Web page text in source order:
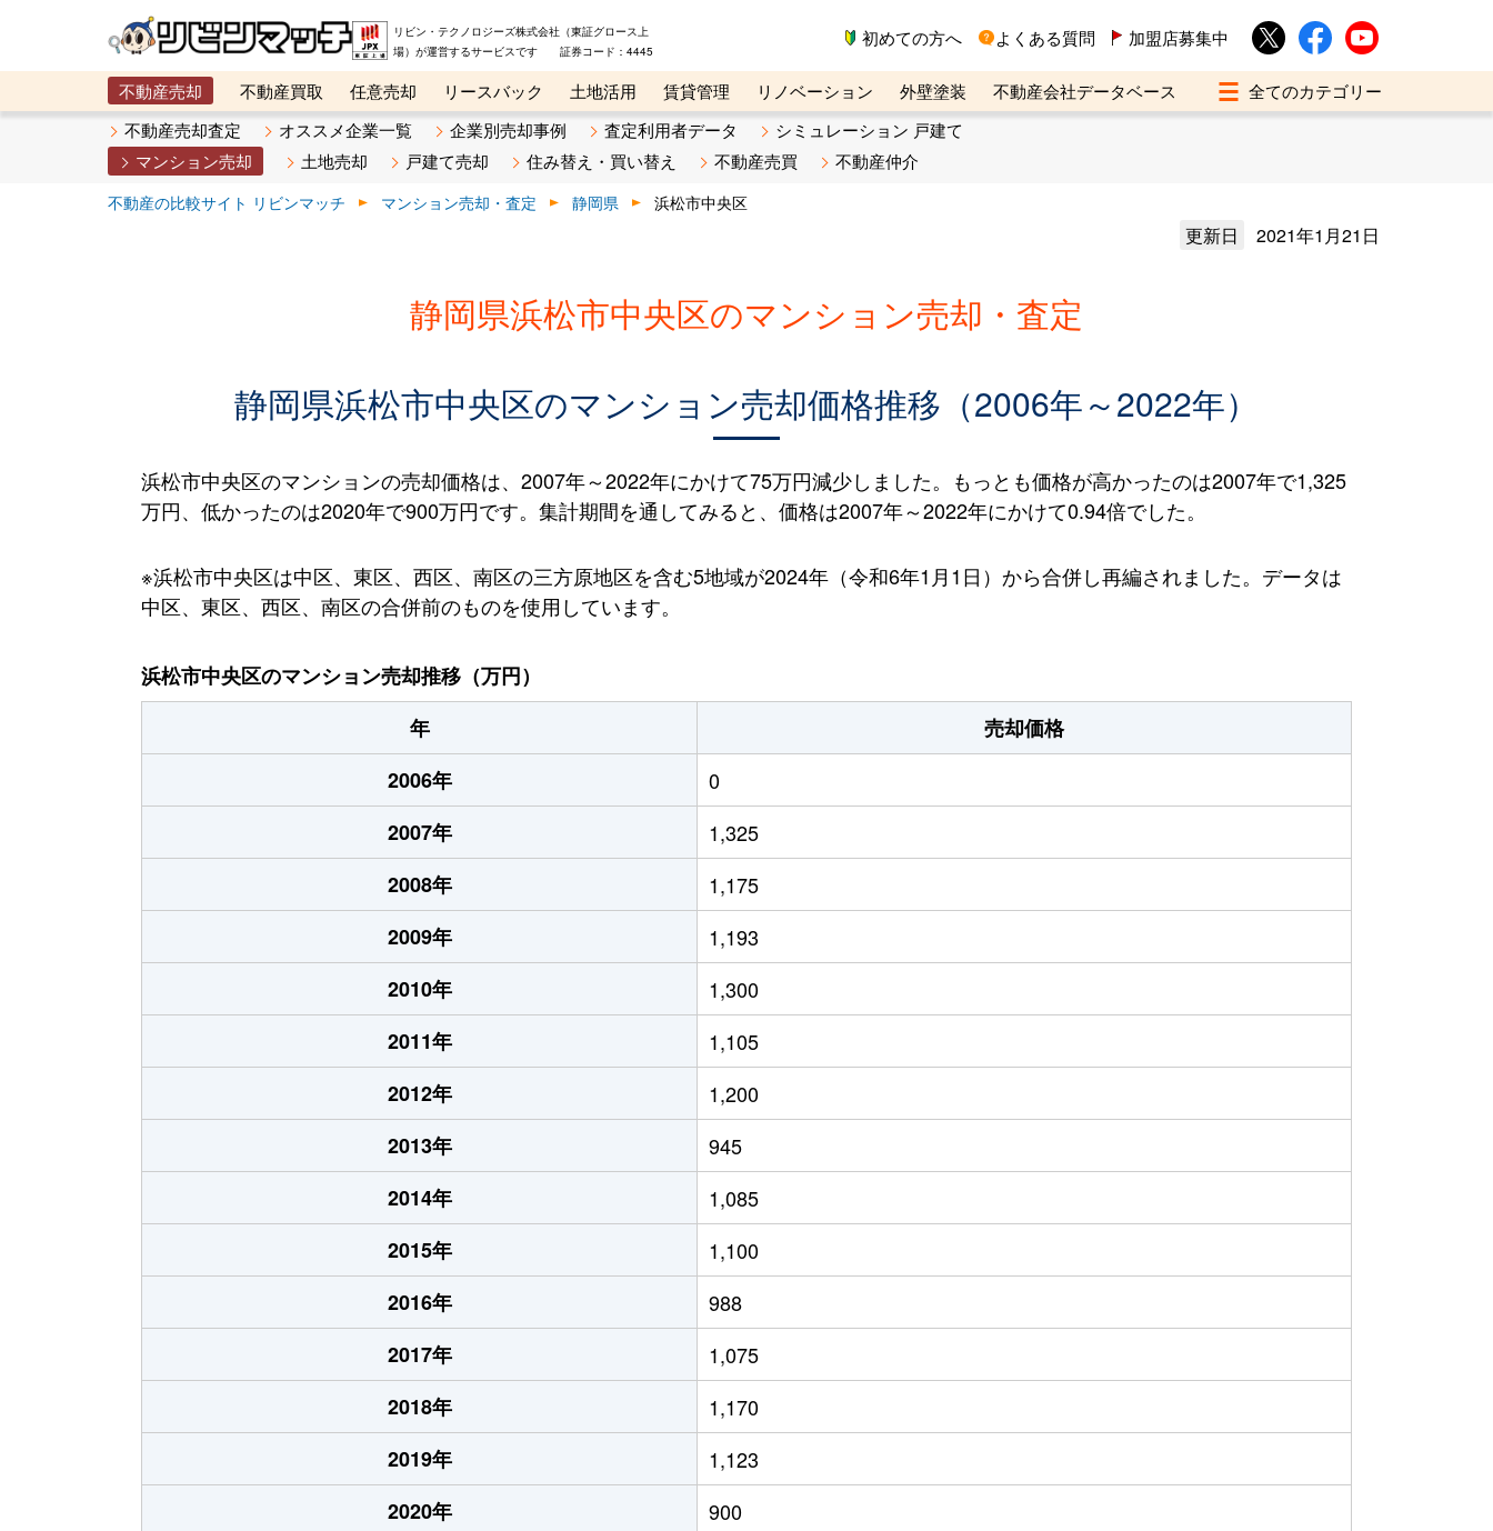
リビン・テクノロジーズ株式会社（東証グロース上
場）が運営するサービスです 証券コード：4445
初めての方へ よくある質問 加盟店募集中
不動産売却 不動産買取 任意売却 リースバック 土地活用 賃貸管理 リノベーション 外壁塗装
不動産会社データベース
メタ住宅展示場
ベスト不動産カンパニー オンライン講座 リビンマガジンBiz 不動産売却ご相談デスク
不動産売却査定 オススメ企業一覧 企業別売却事例 査定利用者データ
シミュレーション 戸建て
マンション売却
土地売却 戸建て売却 住み替え・買い替え 不動産売買 不動産仲介
不動産の比較サイト リビンマッチ マンション売却・査定 静岡県 浜松市中央区
更新日 2021年1月21日
静岡県浜松市中央区のマンション売却・査定
静岡県浜松市中央区のマンション売却価格推移（2006年～2022年）
浜松市中央区のマンションの売却価格は、2007年～2022年にかけて75万円減少しました。もっとも価格が高かったのは2007年で1,325
万円、低かったのは2020年で900万円です。集計期間を通してみると、価格は2007年～2022年にかけて0.94倍でした。
※浜松市中央区は中区、東区、西区、南区の三方原地区を含む5地域が2024年（令和6年1月1日）から合併し再編されました。データは
中区、東区、西区、南区の合併前のものを使用しています。
浜松市中央区のマンション売却推移（万円）
年
売却価格
2006年
0
2007年
1,325
2008年
1,175
2009年
1,193
2010年
1,300
2011年
1,105
2012年
1,200
2013年
945
2014年
1,085
2015年
1,100
2016年
988
2017年
1,075
2018年
1,170
2019年
1,123
2020年
900